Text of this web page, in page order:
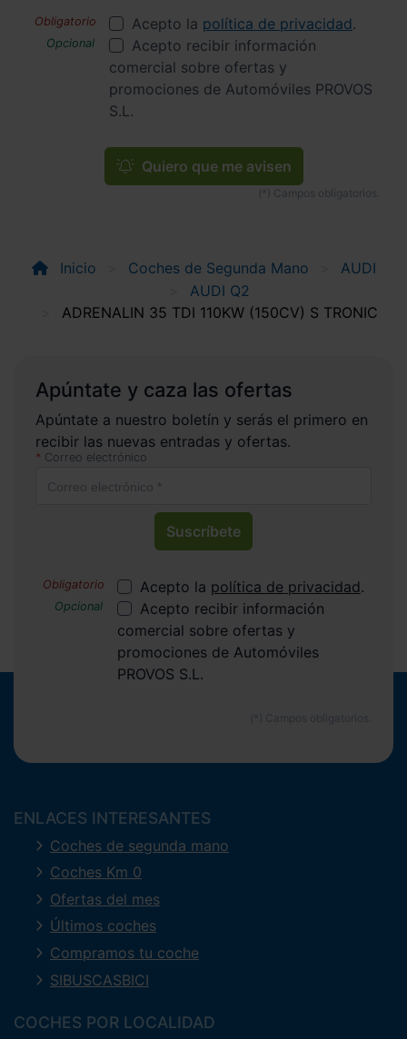
Acepto la política de privacidad.
Acepto recibir información
comercial sobre ofertas y
promociones de Automóviles PROVOS
S.L.
Quiero que me avisen
Inicio Coches de Segunda Mano
AUDI
AUDI Q2
ADRENALIN 35 TDI 110KW (150CV) S TRONIC
Apúntate y caza las ofertas
Apúntate a nuestro boletín y serás el primero en
recibir las nuevas entradas y ofertas.
Correo electrónico
Suscríbete
Acepto la política de privacidad.
Acepto recibir información
comercial sobre ofertas y
promociones de Automóviles
PROVOS S.L.
ENLACES INTERESANTES
Coches de segunda mano
Coches Km 0
Ofertas del mes
Últimos coches
Compramos tu coche
SIBUSCASBICI
COCHES POR LOCALIDAD